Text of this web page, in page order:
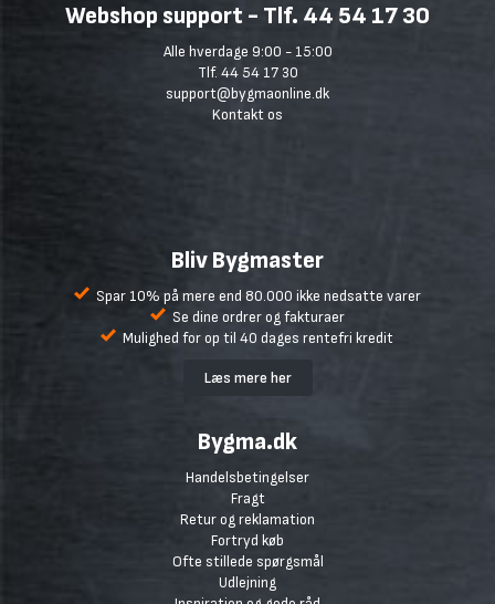
Webshop support - Tlf. 44 54 17 30
Alle hverdage 9:00 - 15:00
Tlf. 44 54 17 30
support@bygmaonline.dk
Kontakt os
Bliv Bygmaster
Spar 10% på mere end 80.000 ikke nedsatte varer
Se dine ordrer og fakturaer
Mulighed for op til 40 dages rentefri kredit
Læs mere her
Bygma.dk
Handelsbetingelser
Fragt
Retur og reklamation
Fortryd køb
Ofte stillede spørgsmål
Udlejning